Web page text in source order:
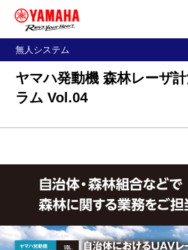
無人システム
ヤマハ発動機 森林レーザ
ラム Vol.04